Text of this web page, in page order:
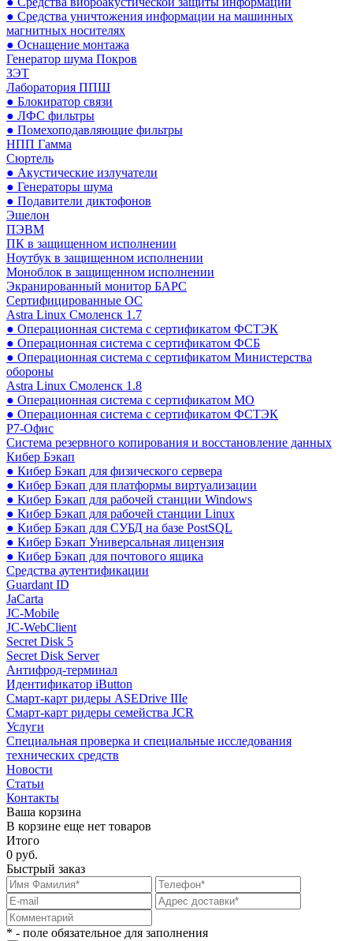
● Средства уничтожения информации на машинных
магнитных носителях
● Оснащение монтажа
Генератор шума Покров
ЗЭТ
Лаборатория ППШ
● Блокиратор связи
● ЛФС фильтры
● Помехоподавляющие фильтры
НПП Гамма
Сюртель
● Акустические излучатели
● Генераторы шума
● Подавители диктофонов
Эшелон
ПЭВМ
ПК в защищенном исполнении
Ноутбук в защищенном исполнении
Моноблок в защищенном исполнении
Экранированный монитор БАРС
Сертифицированные ОС
Astra Linux Смоленск 1.7
● Операционная система с сертификатом ФСТЭК
● Операционная система с сертификатом ФСБ
● Операционная система с сертификатом Министерства
обороны
Astra Linux Смоленск 1.8
● Операционная система с сертификатом МО
● Операционная система с сертификатом ФСТЭК
Р7-Офис
Система резервного копирования и восстановление данных
Кибер Бэкап
● Кибер Бэкап для физического сервера
● Кибер Бэкап для платформы виртуализации
● Кибер Бэкап для рабочей станции Windows
● Кибер Бэкап для рабочей станции Linux
● Кибер Бэкап для СУБД на базе PostSQL
● Кибер Бэкап Универсальная лицензия
● Кибер Бэкап для почтового ящика
Средства аутентификации
Guardant ID
JaCarta
JC-Mobile
JC-WebClient
Secret Disk 5
Secret Disk Server
Антифрод-терминал
Идентификатор iButton
Смарт-карт ридеры ASEDrive IIIe
Смарт-карт ридеры семейства JCR
Услуги
Специальная проверка и специальные исследования
технических средств
Новости
Статьи
Контакты
Ваша корзина
В корзине еще нет товаров
Итого
0 руб.
Быстрый заказ
* - поле обязательное для заполнения